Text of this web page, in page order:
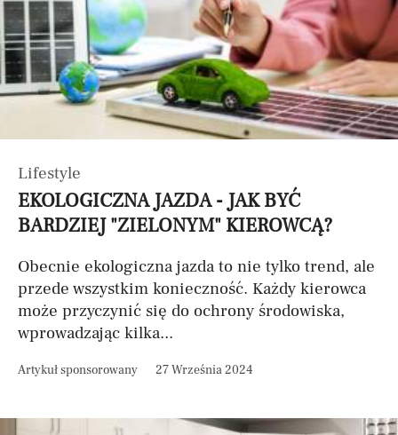
Lifestyle
EKOLOGICZNA JAZDA - JAK BYĆ
BARDZIEJ "ZIELONYM" KIEROWCĄ?
Obecnie ekologiczna jazda to nie tylko trend, ale
przede wszystkim konieczność. Każdy kierowca
może przyczynić się do ochrony środowiska,
wprowadzając kilka...
Artykuł sponsorowany 27 Września 2024